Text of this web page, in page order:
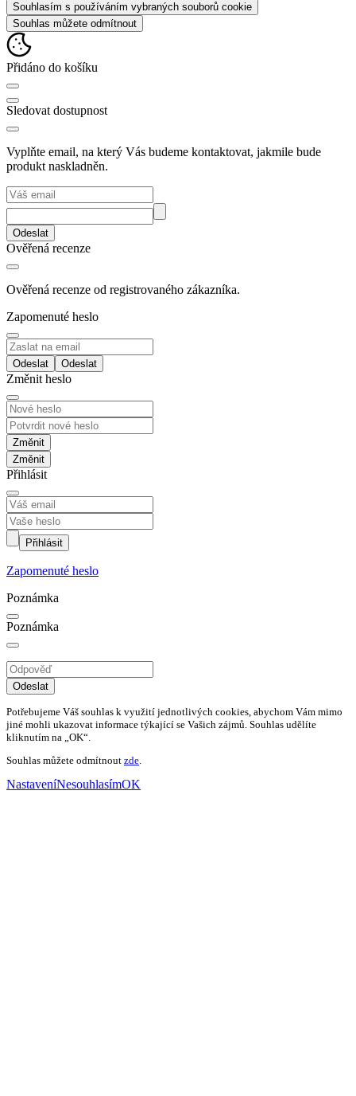
Souhlasím s používáním vybraných souborů cookie
Souhlas můžete odmítnout
Přidáno do košíku
Sledovat dostupnost
Vyplňte email, na který Vás budeme kontaktovat, jakmile bude
produkt naskladněn.
Odeslat
Ověřená recenze
Ověřená recenze od registrovaného zákazníka.
Zapomenuté heslo
Odeslat
Změnit heslo
Změnit
Přihlásit
Přihlásit
Zapomenuté heslo
Poznámka
Poznámka
Odeslat
Potřebujeme Váš souhlas k využití jednotlivých cookies, abychom Vám mimo
jiné mohli ukazovat informace týkající se Vašich zájmů. Souhlas udělíte
kliknutím na „OK“.
Souhlas můžete odmítnout zde.
NastaveníNesouhlasímOK